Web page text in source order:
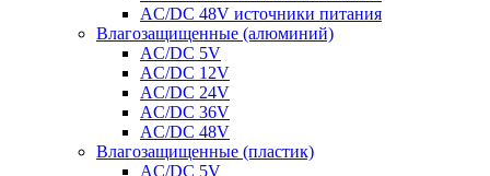
AC/DC 48V источники питания
Влагозащищенные (алюминий)
AC/DC 5V
AC/DC 12V
AC/DC 24V
AC/DC 36V
AC/DC 48V
Влагозащищенные (пластик)
AC/DC 5V